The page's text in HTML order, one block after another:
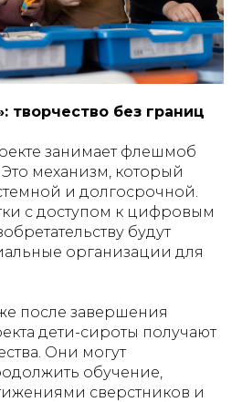
творчество без границ
занимает флешмоб
механизм, который
и долгосрочной.
с доступом к цифровым
будут
организации для
после завершения
дети-сироты получают
Они могут
обучение,
сверстников и